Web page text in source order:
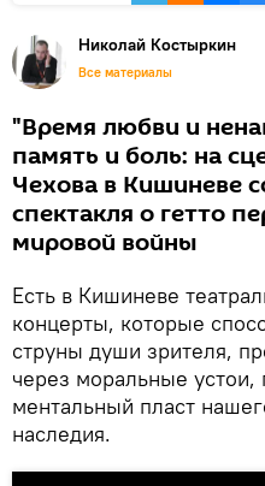
Николай Костыркин
Все материалы
"Время любви и
память и боль: на
Чехова в Кишиневе
спектакля о гетто
мировой войны
Есть в Кишиневе
концерты, которые
струны души зрителя,
через моральные устои,
ментальный пласт
наследия.